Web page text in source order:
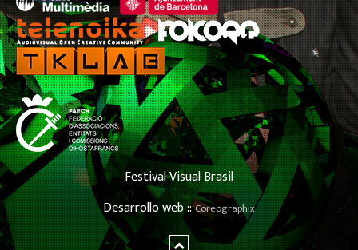
Festival Visual Brasil
Desarrollo web ::Coreographix